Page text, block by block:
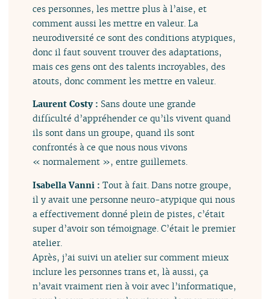
ces personnes, les mettre plus à l’aise, et
comment aussi les mettre en valeur. La
neurodiversité ce sont des conditions atypiques,
donc il faut souvent trouver des adaptations,
mais ces gens ont des talents incroyables, des
atouts, donc comment les mettre en valeur.
Laurent Costy : Sans doute une grande
difficulté d’appréhender ce qu’ils vivent quand
ils sont dans un groupe, quand ils sont
confrontés à ce que nous nous vivons
« normalement », entre guillemets.
Isabella Vanni :Tout à fait. Dans notre groupe,
il y avait une personne neuro-atypique qui nous
a effectivement donné plein de pistes, c’était
super d’avoir son témoignage. C’était le premier
atelier.
Après, j’ai suivi un atelier sur comment mieux
inclure les personnes trans et, là aussi, ça
n’avait vraiment rien à voir avec l’informatique,